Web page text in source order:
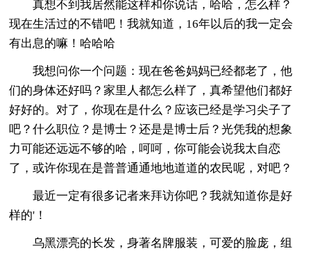
真想不到我居然能这样和你说话，哈哈，怎么样？
现在生活过的不错吧！我就知道，16年以后的我一定会
有出息的嘛！哈哈哈
我想问你一个问题：现在爸爸妈妈已经都老了，他
们的身体还好吗？家里人都怎么样了，真希望他们都好
好好的。对了，你现在是什么？应该已经是学习尖子了
吧？什么职位？是博士？还是是博士后？光凭我的想象
力可能还远远不够的哈，呵呵，你可能会说我太自恋
了，或许你现在是普普通通地地道道的农民呢，对吧？
最近一定有很多记者来拜访你吧？我就知道你是好
样的'！
乌黑漂亮的长发，身著名牌服装，可爱的脸庞，组